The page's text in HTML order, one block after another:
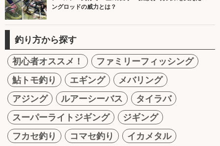
ングロッドの威力とは？
釣り方から探す
初心者オススメ！
ファミリーフィッシング
鮎トモ釣り
エギング
メバリング
アジング
ルアーシーバス
タイラバ
スーパーライトジギング
ジギング
フカセ釣り
コマセ釣り
イカメタル